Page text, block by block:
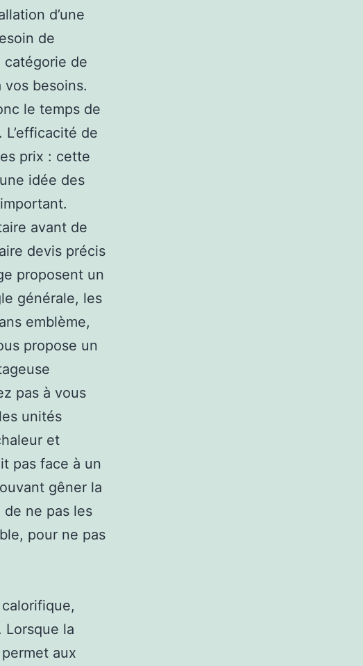
d’une
de
catégorie de
besoins.
le temps de
de
prix : cette
idée des
avant de
devis précis
proposent un
générale, les
emblème,
propose un
pas à vous
unités
et
pas face à un
gêner la
de ne pas les
pour ne pas
Lorsque la
aux